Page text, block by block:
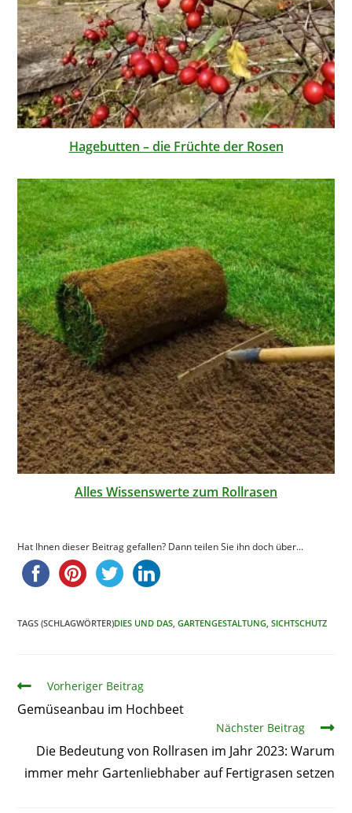
Hagebutten – die Früchte der Rosen
Alles Wissenswerte zum Rollrasen
Hat Ihnen dieser Beitrag gefallen? Dann teilen Sie ihn doch über...
TAGS (SCHLAGWÖRTER)DIES UND DAS, GARTENGESTALTUNG, SICHTSCHUTZ
ArtikelVorheriger Beitrag
Gemüseanbau im Hochbeet
Nächster Beitrag
Die Bedeutung von Rollrasen im Jahr 2023: Warum
immer mehr Gartenliebhaber auf Fertigrasen setzen